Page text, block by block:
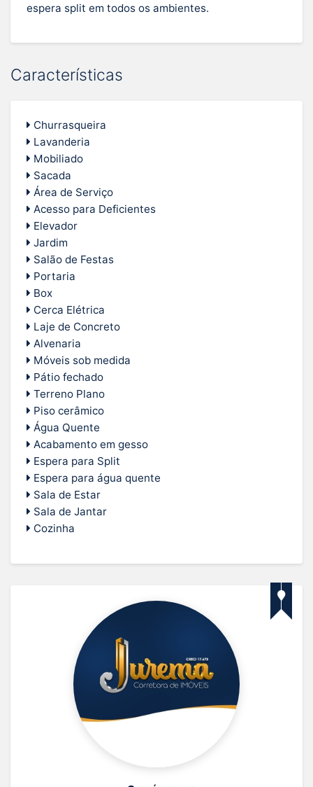
espera split em todos os ambientes.
Características
Churrasqueira
Lavanderia
Mobiliado
Sacada
Área de Serviço
Acesso para Deficientes
Elevador
Jardim
Salão de Festas
Portaria
Box
Cerca Elétrica
Laje de Concreto
Alvenaria
Móveis sob medida
Pátio fechado
Terreno Plano
Piso cerâmico
Água Quente
Acabamento em gesso
Espera para Split
Espera para água quente
Sala de Estar
Sala de Jantar
Cozinha